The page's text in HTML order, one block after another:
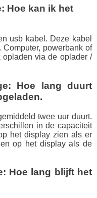
Hoe kan ik het
usb kabel. Deze kabel
powerbank of
opladen via de oplader /
Hoe lang duurt
twee uur duurt.
in de capaciteit
het display zien als er
op het display als de
Hoe lang blijft het